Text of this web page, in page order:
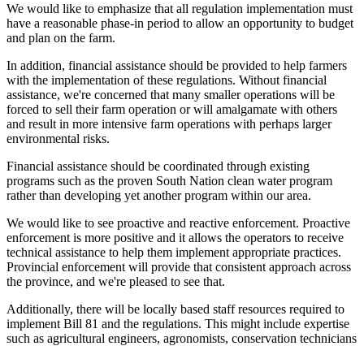
We would like to emphasize that all regulation implementation must
have a reasonable phase-in period to allow an opportunity to budget
and plan on the farm.
In addition, financial assistance should be provided to help farmers
with the implementation of these regulations. Without financial
assistance, we're concerned that many smaller operations will be
forced to sell their farm operation or will amalgamate with others
and result in more intensive farm operations with perhaps larger
environmental risks.
Financial assistance should be coordinated through existing
programs such as the proven South Nation clean water program
rather than developing yet another program within our area.
We would like to see proactive and reactive enforcement. Proactive
enforcement is more positive and it allows the operators to receive
technical assistance to help them implement appropriate practices.
Provincial enforcement will provide that consistent approach across
the province, and we're pleased to see that.
Additionally, there will be locally based staff resources required to
implement Bill 81 and the regulations. This might include expertise
such as agricultural engineers, agronomists, conservation technicians